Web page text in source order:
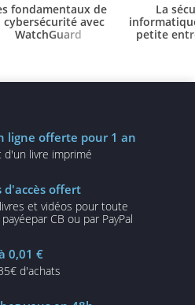
fondamentaux de
cybersécurité avec
WatchGuard
La
petite
ligne offerte pour 1 an
d'un livre imprimé
d'accès offert
et vidéos pour toute
par CB ou par PayPal
0,01 €
d'achats